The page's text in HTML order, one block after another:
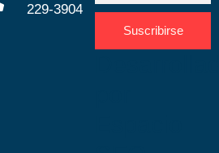
229-3904
Suscribirse